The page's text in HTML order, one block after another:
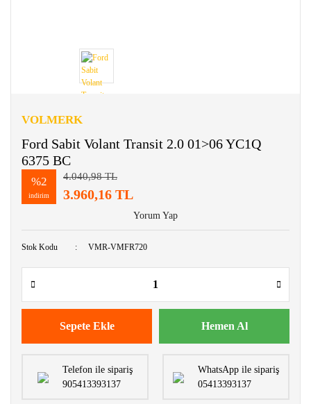
VOLMERK
Ford Sabit Volant Transit 2.0 01>06 YC1Q
6375 BC
%2
indirim
4.040,98 TL
3.960,16 TL
Yorum Yap
Stok Kodu VMR-VMFR720
Sepete Ekle Hemen Al
Telefon ile sipariş
905413393137
WhatsApp ile sipariş
05413393137